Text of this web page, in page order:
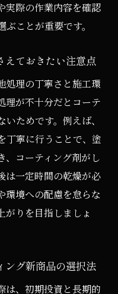
術の導入事例と反
に関するよくある
く選ぶための実践
の選び方実践テク
業者の見つけ方ポ
ーティング新商品
実際の作業内容を確認
ことが重要です。
えておきたい注意点
処理の丁寧さと施工環
理が不十分だとコーテ
ためです。例えば、
丁寧に行うことで、塗
、コーティング剤がし
は一定時間の乾燥が必
環境への配慮を怠らな
がりを目指しましょ
ング新商品の選択法
は、初期投資と長期的